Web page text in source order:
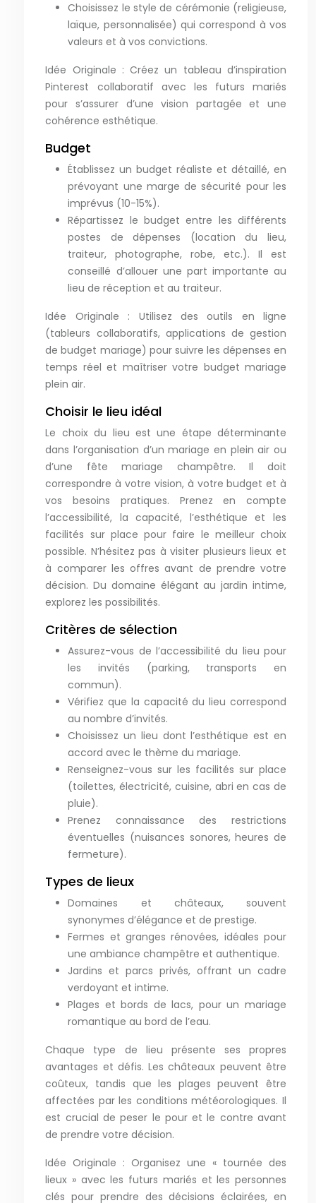
Choisissez le style de cérémonie (religieuse,
laïque, personnalisée) qui correspond à vos
valeurs et à vos convictions.
Idée Originale : Créez un tableau d’inspiration
Pinterest collaboratif avec les futurs mariés
pour s’assurer d’une vision partagée et une
cohérence esthétique.
Budget
Établissez un budget réaliste et détaillé, en
prévoyant une marge de sécurité pour les
imprévus (10-15%).
Répartissez le budget entre les différents
postes de dépenses (location du lieu,
traiteur, photographe, robe, etc.). Il est
conseillé d’allouer une part importante au
lieu de réception et au traiteur.
Idée Originale : Utilisez des outils en ligne
(tableurs collaboratifs, applications de gestion
de budget mariage) pour suivre les dépenses en
temps réel et maîtriser votre budget mariage
plein air.
Choisir le lieu idéal
Le choix du lieu est une étape déterminante
dans l’organisation d’un mariage en plein air ou
d’une fête mariage champêtre. Il doit
correspondre à votre vision, à votre budget et à
vos besoins pratiques. Prenez en compte
l’accessibilité, la capacité, l’esthétique et les
facilités sur place pour faire le meilleur choix
possible. N’hésitez pas à visiter plusieurs lieux et
à comparer les offres avant de prendre votre
décision. Du domaine élégant au jardin intime,
explorez les possibilités.
Critères de sélection
Assurez-vous de l’accessibilité du lieu pour
les invités (parking, transports en
commun).
Vérifiez que la capacité du lieu correspond
au nombre d’invités.
Choisissez un lieu dont l’esthétique est en
accord avec le thème du mariage.
Renseignez-vous sur les facilités sur place
(toilettes, électricité, cuisine, abri en cas de
pluie).
Prenez connaissance des restrictions
éventuelles (nuisances sonores, heures de
fermeture).
Types de lieux
Domaines et châteaux, souvent
synonymes d’élégance et de prestige.
Fermes et granges rénovées, idéales pour
une ambiance champêtre et authentique.
Jardins et parcs privés, offrant un cadre
verdoyant et intime.
Plages et bords de lacs, pour un mariage
romantique au bord de l’eau.
Chaque type de lieu présente ses propres
avantages et défis. Les châteaux peuvent être
coûteux, tandis que les plages peuvent être
affectées par les conditions météorologiques. Il
est crucial de peser le pour et le contre avant
de prendre votre décision.
Idée Originale : Organisez une « tournée des
lieux » avec les futurs mariés et les personnes
clés pour prendre des décisions éclairées, en